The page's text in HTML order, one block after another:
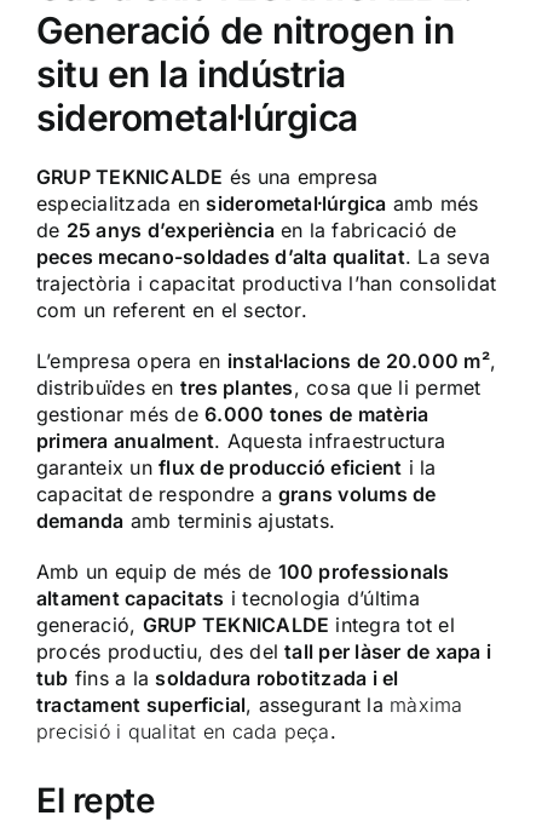
Generació de nitrogen in
situ en la indústria
siderometal·lúrgica
GRUP TEKNICALDE és una empresa
especialitzada en siderometal·lúrgica amb més
de 25 anys d’experiènciaen la fabricació de
peces mecano-soldades d’alta qualitat. La seva
trajectòria i capacitat productiva l’han consolidat
com un referent en el sector.
L’empresa opera en instal·lacions de 20.000 m²,
distribuïdes en tres plantes, cosa que li permet
gestionar més de6.000 tones de matèria
primera anualment. Aquesta infraestructura
garanteix unflux de producció eficient i la
capacitat de respondre agrans volums de
demanda amb terminis ajustats.
Amb un equip de més de 100 professionals
altament capacitats i tecnologia d’última
generació, GRUP TEKNICALDE integra tot el
procés productiu, des deltall per làser de xapa i
tub fins a la soldadura robotitzada i el
tractament superficial, assegurant la màxima
precisió i qualitat en cada peça.
El repte